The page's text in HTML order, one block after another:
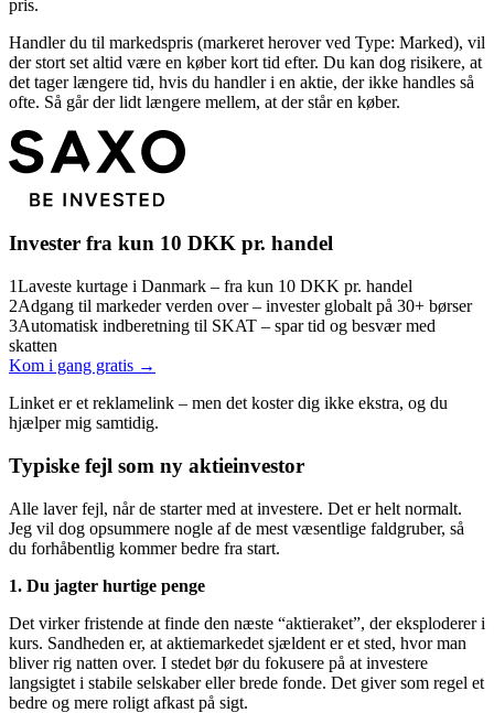
pris.
Handler du til markedspris (markeret herover ved Type: Marked), vil
der stort set altid være en køber kort tid efter. Du kan dog risikere, at
det tager længere tid, hvis du handler i en aktie, der ikke handles så
ofte. Så går der lidt længere mellem, at der står en køber.
Invester fra kun 10 DKK pr. handel
1Laveste kurtage i Danmark – fra kun 10 DKK pr. handel
2Adgang til markeder verden over – invester globalt på 30+ børser
3Automatisk indberetning til SKAT – spar tid og besvær med
skatten
Kom i gang gratis →
Linket er et reklamelink – men det koster dig ikke ekstra, og du
hjælper mig samtidig.
Typiske fejl som ny aktieinvestor
Alle laver fejl, når de starter med at investere. Det er helt normalt.
Jeg vil dog opsummere nogle af de mest væsentlige faldgruber, så
du forhåbentlig kommer bedre fra start.
1. Du jagter hurtige penge
Det virker fristende at finde den næste “aktieraket”, der eksploderer i
kurs. Sandheden er, at aktiemarkedet sjældent er et sted, hvor man
bliver rig natten over. I stedet bør du fokusere på at investere
langsigtet i stabile selskaber eller brede fonde. Det giver som regel et
bedre og mere roligt afkast på sigt.